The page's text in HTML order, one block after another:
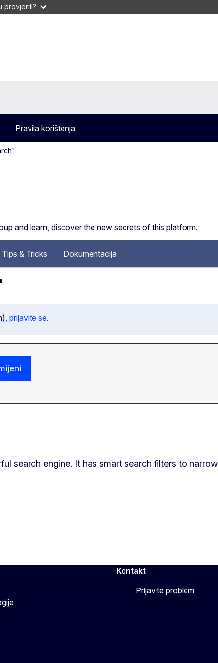
provjeriti?
Pravila korištenja
and learn, discover the new secrets of this platform.
Tips & Tricks Dokumentacija
, prijavite se.
search engine. It has smart search filters to narrow
Kontakt
Prijavite problem